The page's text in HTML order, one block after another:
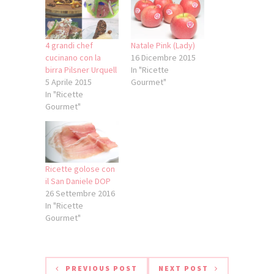
4 grandi chef
cucinano con la
birra Pilsner Urquell
5 Aprile 2015
In "Ricette
Gourmet"
Natale Pink (Lady)
16 Dicembre 2015
In "Ricette
Gourmet"
Ricette golose con
il San Daniele DOP
26 Settembre 2016
In "Ricette
Gourmet"
PREVIOUS POST NEXT POST